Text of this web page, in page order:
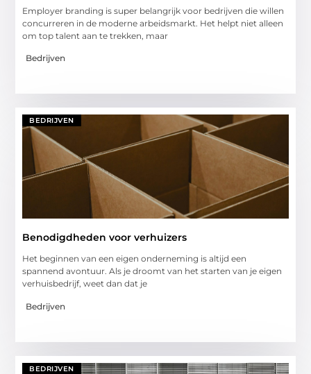
Employer branding is super belangrijk voor bedrijven die willen
concurreren in de moderne arbeidsmarkt. Het helpt niet alleen
om top talent aan te trekken, maar
Bedrijven
BEDRIJVEN
Benodigdheden voor verhuizers
Het beginnen van een eigen onderneming is altijd een
spannend avontuur. Als je droomt van het starten van je eigen
verhuisbedrijf, weet dan dat je
Bedrijven
BEDRIJVEN